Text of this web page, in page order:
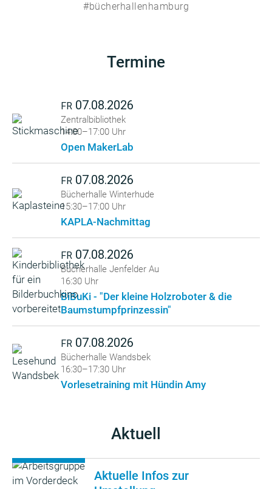
#bücherhallenhamburg
Termine
FR 07.08.2026
Zentralbibliothek
14:00–17:00 Uhr
Open MakerLab
FR 07.08.2026
Bücherhalle Winterhude
15:30–17:00 Uhr
KAPLA-Nachmittag
FR 07.08.2026
Bücherhalle Jenfelder Au
16:30 Uhr
BiBuKi - "Der kleine Holzroboter & die
Baumstumpfprinzessin"
FR 07.08.2026
Bücherhalle Wandsbek
16:30–17:30 Uhr
Vorlesetraining mit Hündin Amy
Aktuell
Aktuelle Infos zur